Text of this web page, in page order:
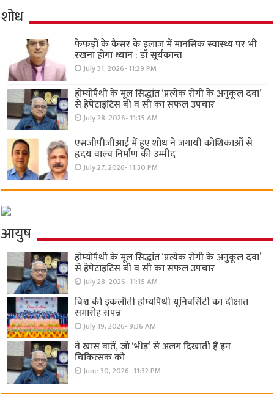
शोध
फेफड़ों के कैंसर के इलाज में मानसिक स्वास्थ्य पर भी
रखना होगा ध्यान : डॉ सूर्यकान्त
July 31, 2026- 11:29 PM
होम्योपैथी के मूल सिद्धांत ‘प्रत्येक रोगी केे अनुकूल दवा’
से हेपेटाइटिस बी व सी का सफल उपचार
July 28, 2026- 11:15 AM
एसजीपीजीआई में हुए शोध ने जगायी कोशिकाओं से
हृदय वाल्व निर्माण की उम्मीद
July 27, 2026- 11:30 PM
आयुष
होम्योपैथी के मूल सिद्धांत ‘प्रत्येक रोगी केे अनुकूल दवा’
से हेपेटाइटिस बी व सी का सफल उपचार
July 28, 2026- 11:15 AM
विश्व की इकलौती होम्योपैथी यूनिवर्सिटी का दीक्षांत
समारोह संपन्न
July 19, 2026- 9:36 AM
वे खास बातें, जो ‘भीड़’ से अलग दिखाती हैं इन
चिकित्सक को
June 30, 2026- 11:32 PM